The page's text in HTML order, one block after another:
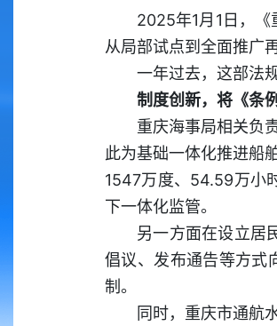
2025年1月1日，
从局部试点到全面推广
一年过去，这部法
制度创新，将《条
重庆海事局相关负
此为基础一体化推进船
1547万度、54.59万小
下一体化监管。
另一方面在设立居
倡议、发布通告等方式
制。
同时，重庆市通航